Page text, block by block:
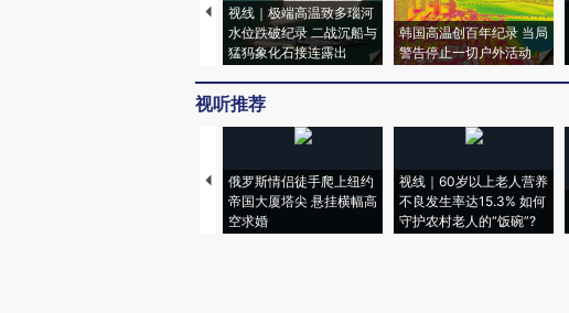
视线｜极端高温致多瑙河
水位跌破纪录 二战沉船与
猛犸象化石接连露出
韩国高温创百年纪录 当局
警告停止一切户外活动
视听推荐
俄罗斯情侣徒手爬上纽约
帝国大厦塔尖 悬挂横幅高
空求婚
视线｜60岁以上老人营养
不良发生率达15.3% 如何
守护农村老人的“饭碗”?